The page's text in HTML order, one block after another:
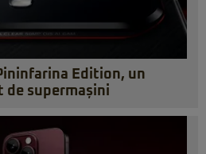
Edition, un
de supermașini